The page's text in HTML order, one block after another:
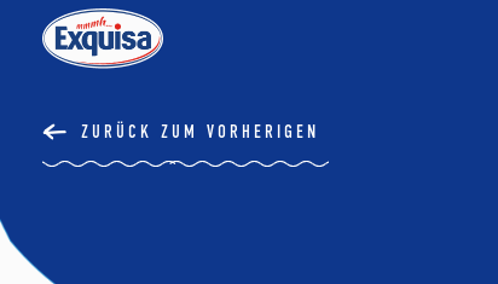
ZURÜCK ZUM VORHERIGEN